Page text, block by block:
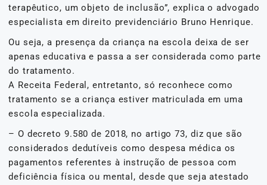
terapêutico, um objeto de inclusão”, explica o advogado
especialista em direito previdenciário Bruno Henrique.
Ou seja, a presença da criança na escola deixa de ser
apenas educativa e passa a ser considerada como parte
do tratamento.
A Receita Federal, entretanto, só reconhece como
tratamento se a criança estiver matriculada em uma
escola especializada.
– O decreto 9.580 de 2018, no artigo 73, diz que são
considerados dedutíveis como despesa médica os
pagamentos referentes à instrução de pessoa com
deficiência física ou mental, desde que seja atestado